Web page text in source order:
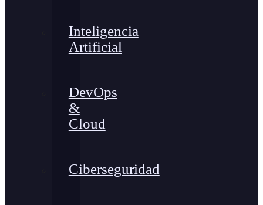
Inteligencia
Artificial
DevOps
&
Cloud
Ciberseguridad